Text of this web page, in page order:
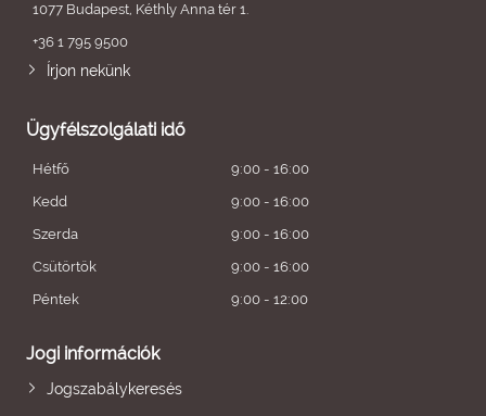
1077 Budapest, Kéthly Anna tér 1.
+36 1 795 9500
Írjon nekünk
Ügyfélszolgálati idő
Hétfő
9:00 - 16:00
Kedd
9:00 - 16:00
Szerda
9:00 - 16:00
Csütörtök
9:00 - 16:00
Péntek
9:00 - 12:00
Jogi információk
Jogszabálykeresés